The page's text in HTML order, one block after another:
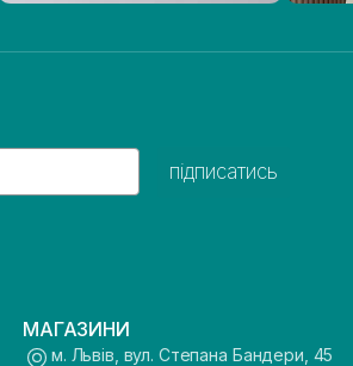
підписатись
МАГАЗИНИ
м. Львів, вул. Степана Бандери, 45